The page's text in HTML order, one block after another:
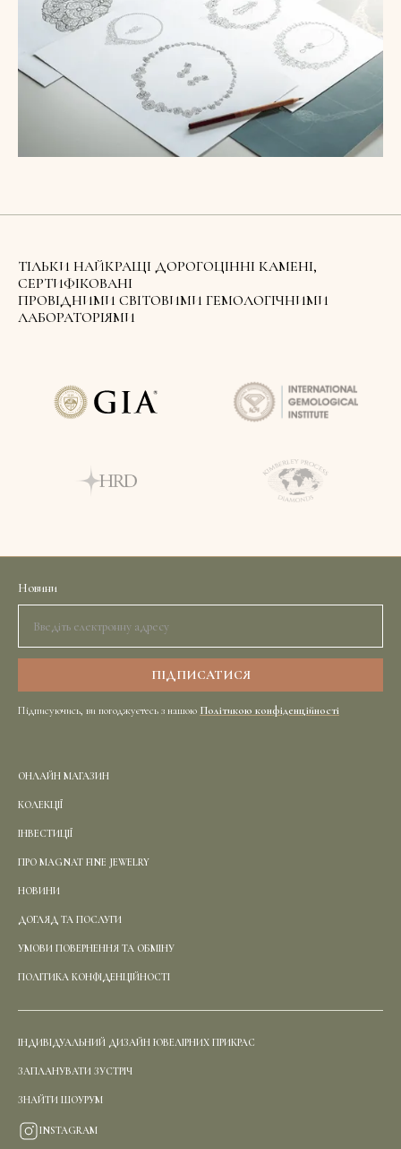
ТІЛЬКИ НАЙКРАЩІ ДОРОГОЦІННІ КАМЕНІ,
СЕРТИФІКОВАНІ
ПРОВІДНИМИ СВІТОВИМИ ГЕМОЛОГІЧНИМИ
ЛАБОРАТОРІЯМИ
Новини
Підписуючись, ви погоджуєтесь з нашою Політикою конфіденційності
ОНЛАЙН МАГАЗИН
КОЛЕКЦІЇ
ІНВЕСТИЦІЇ
ПРО MAGNAT FINE JEWELRY
НОВИНИ
ДОГЛЯД ТА ПОСЛУГИ
УМОВИ ПОВЕРНЕННЯ ТА ОБМІНУ
ПОЛІТИКА КОНФІДЕНЦІЙНОСТІ
ІНДИВІДУАЛЬНИЙ ДИЗАЙН ЮВЕЛІРНИХ ПРИКРАС
ЗАПЛАНУВАТИ ЗУСТРІЧ
ЗНАЙТИ ШОУРУМ
INSTAGRAM